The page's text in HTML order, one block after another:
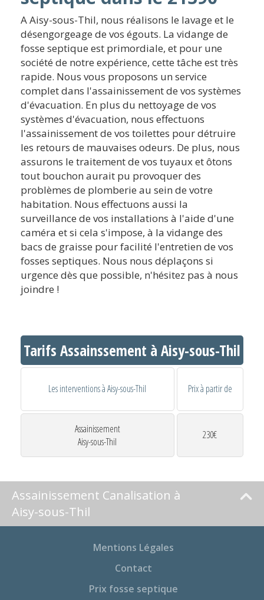
A Aisy-sous-Thil, nous réalisons le lavage et le
désengorgeage de vos égouts. La vidange de
fosse septique est primordiale, et pour une
société de notre expérience, cette tâche est très
rapide. Nous vous proposons un service
complet dans l'assainissement de vos systèmes
d'évacuation. En plus du nettoyage de vos
systèmes d'évacuation, nous effectuons
l'assainissement de vos toilettes pour détruire
les retours de mauvaises odeurs. De plus, nous
assurons le traitement de vos tuyaux et ôtons
tout bouchon aurait pu provoquer des
problèmes de plomberie au sein de votre
habitation. Nous effectuons aussi la
surveillance de vos installations à l'aide d'une
caméra et si cela s'impose, à la vidange des
bacs de graisse pour facilité l'entretien de vos
fosses septiques. Nous nous déplaçons si
urgence dès que possible, n'hésitez pas à nous
joindre !
Tarifs Assainssement à Aisy-sous-Thil
Les interventions à Aisy-sous-Thil Prix à partir de
Assainissement
Aisy-sous-Thil
230€
Assainissement Canalisation à
Aisy-sous-Thil
Mentions Légales
Contact
Prix fosse septique